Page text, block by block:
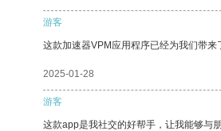
游客
这款加速器VPM应用程序已经为我们带来
2025-01-28
游客
这款app是我社交的好帮手，让我能够与